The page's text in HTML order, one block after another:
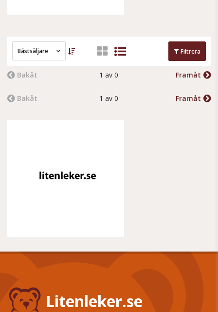
Bästsäljare Filtrera
Bakåt 1 av 0 Framåt
Bakåt 1 av 0 Framåt
Litenleker.se